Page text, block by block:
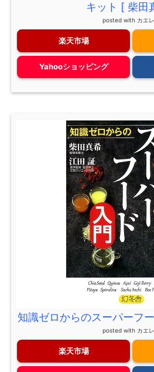
キット [ 柴田
posted with カエ
楽天市場
Yahooショッピング
知識ゼロからのスーパーフ
posted with カエ
楽天市場